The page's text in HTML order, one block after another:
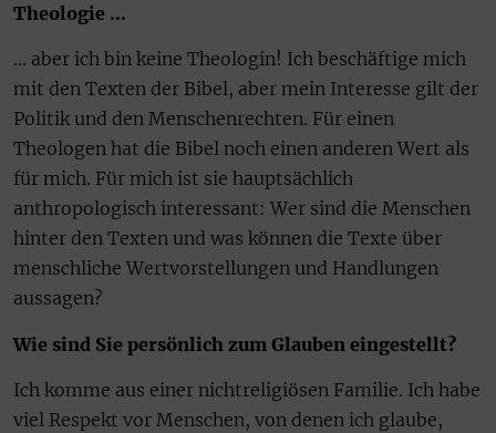
Theologie …
… aber ich bin keine Theologin! Ich beschäftige mich
mit den Texten der Bibel, aber mein Interesse gilt der
Politik und den Menschenrechten. Für einen
Theologen hat die Bibel noch einen anderen Wert als
für mich. Für mich ist sie hauptsächlich
anthropologisch interessant: Wer sind die Menschen
hinter den Texten und was können die Texte über
menschliche Wertvorstellungen und Handlungen
aussagen?
Wie sind Sie persönlich zum Glauben eingestellt?
Ich komme aus einer nichtreligiösen Familie. Ich habe
viel Respekt vor Menschen, von denen ich glaube,